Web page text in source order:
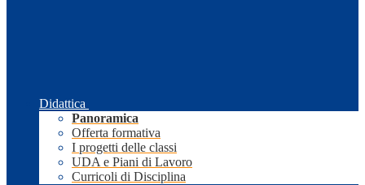
Didattica
Panoramica
Offerta formativa
I progetti delle classi
UDA e Piani di Lavoro
Curricoli di Disciplina